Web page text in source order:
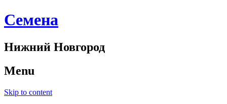
Cемена
Нижний Новгород
Menu
Skip to content